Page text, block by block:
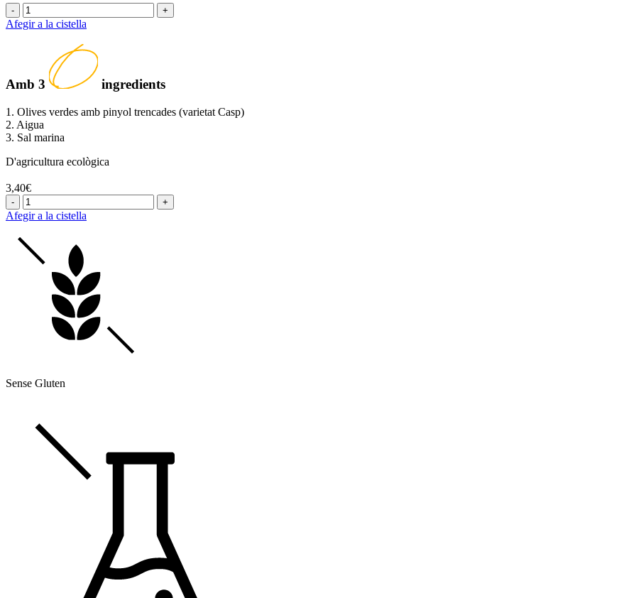
- +
Afegir a la cistella
Amb 3 ingredients
1. Olives verdes amb pinyol trencades (varietat Casp)
2. Aigua
3. Sal marina
D'agricultura ecològica
3,40€
- +
Afegir a la cistella
Sense Gluten